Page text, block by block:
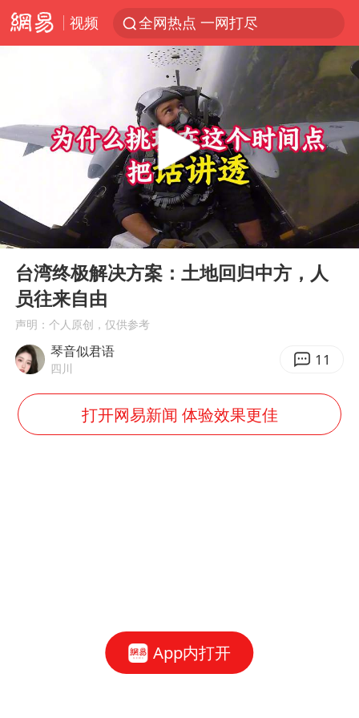
视频 全网热点 一网打尽
Play
00:00 08:05
台湾终极解决方案：土地回归中方，人
员往来自由
声明：个人原创，仅供参考
琴音似君语
四川 11
打开网易新闻 体验效果更佳
App内打开